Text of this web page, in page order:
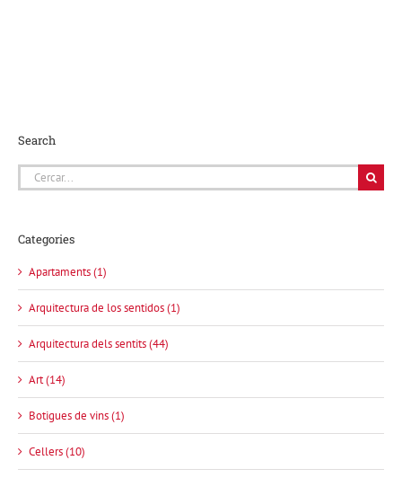
Search
Cerca
…
Categories
Apartaments (1)
Arquitectura de los sentidos (1)
Arquitectura dels sentits (44)
Art (14)
Botigues de vins (1)
Cellers (10)